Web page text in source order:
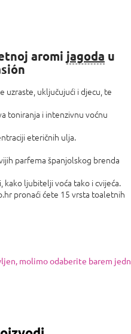
aromi jagoda u
uzraste, uključujući i djecu, te
toniranja i intenzivnu voćnu
eteričnih ulja.
parfema španjolskog brenda
kako ljubitelji voća tako i cvijeća.
pronaći ćete 15 vrsta toaletnih
molimo odaberite barem